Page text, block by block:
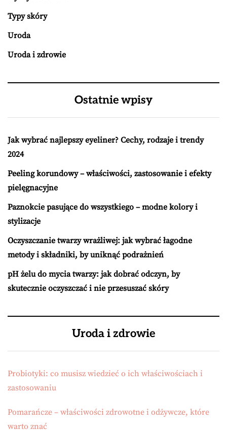
Typy skóry
Uroda
Uroda i zdrowie
Ostatnie wpisy
Jak wybrać najlepszy eyeliner? Cechy, rodzaje i trendy
2024
Peeling korundowy – właściwości, zastosowanie i efekty
pielęgnacyjne
Paznokcie pasujące do wszystkiego – modne kolory i
stylizacje
Oczyszczanie twarzy wrażliwej: jak wybrać łagodne
metody i składniki, by uniknąć podrażnień
pH żelu do mycia twarzy: jak dobrać odczyn, by
skutecznie oczyszczać i nie przesuszać skóry
Uroda i zdrowie
Probiotyki: co musisz wiedzieć o ich właściwościach i
zastosowaniu
Pomarańcze – właściwości zdrowotne i odżywcze, które
warto znać